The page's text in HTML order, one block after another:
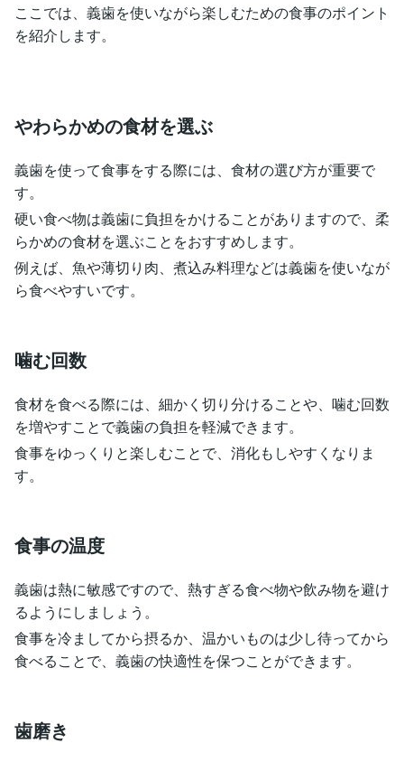
ここでは、義歯を使いながら楽しむための食事のポイント
を紹介します。
やわらかめの食材を選ぶ
義歯を使って食事をする際には、食材の選び方が重要で
す。
硬い食べ物は義歯に負担をかけることがありますので、柔
らかめの食材を選ぶことをおすすめします。
例えば、魚や薄切り肉、煮込み料理などは義歯を使いなが
ら食べやすいです。
噛む回数
食材を食べる際には、細かく切り分けることや、噛む回数
を増やすことで義歯の負担を軽減できます。
食事をゆっくりと楽しむことで、消化もしやすくなりま
す。
食事の温度
義歯は熱に敏感ですので、熱すぎる食べ物や飲み物を避け
るようにしましょう。
食事を冷ましてから摂るか、温かいものは少し待ってから
食べることで、義歯の快適性を保つことができます。
歯磨き